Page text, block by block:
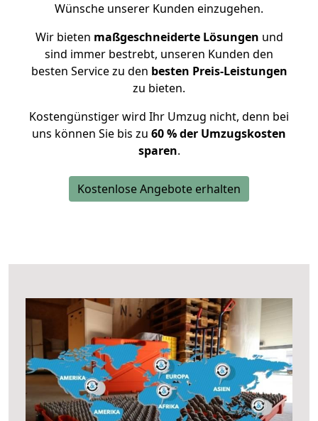
Wünsche unserer Kunden einzugehen.
Wir bieten maßgeschneiderte Lösungen und
sind immer bestrebt, unseren Kunden den
besten Service zu den besten Preis-Leistungen
zu bieten.
Kostengünstiger wird Ihr Umzug nicht, denn bei
uns können Sie bis zu 60 % der Umzugskosten
sparen.
Kostenlose Angebote erhalten